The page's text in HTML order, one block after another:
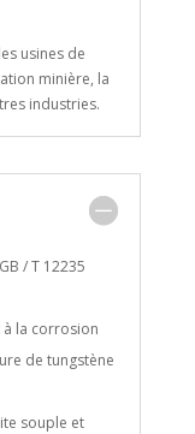
usines de
minière, la
industries.
/ T 12235
la corrosion
de tungstène
souple et